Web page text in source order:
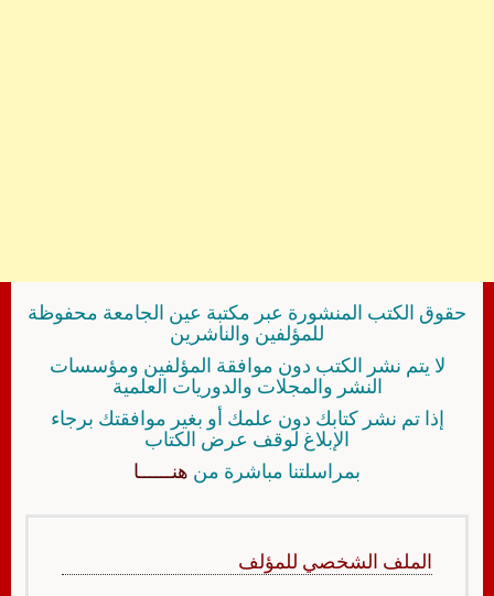
حقوق الكتب المنشورة عبر مكتبة عين الجامعة محفوظة
للمؤلفين والناشرين
لا يتم نشر الكتب دون موافقة المؤلفين ومؤسسات
النشر والمجلات والدوريات العلمية
إذا تم نشر كتابك دون علمك أو بغير موافقتك برجاء
الإبلاغ لوقف عرض الكتاب
بمراسلتنا مباشرة من هنــــــا
الملف الشخصي للمؤلف